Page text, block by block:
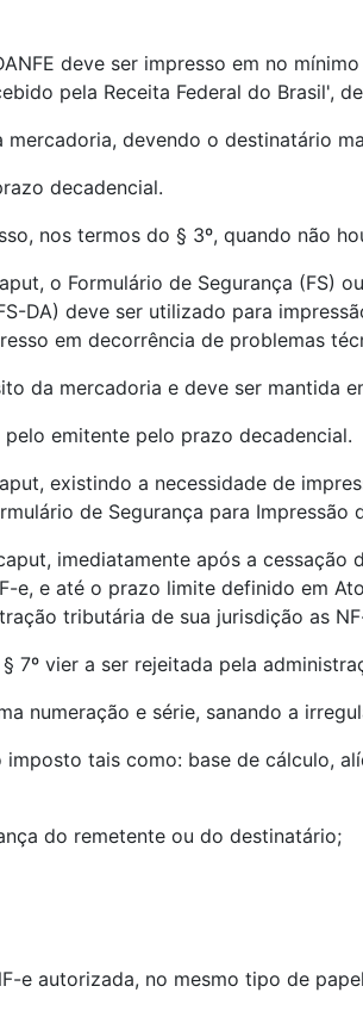
deve ser impresso em no
pela Receita Federal do Brasil',
devendo o destinatário
decadencial.
nos termos do § 3º, quando não
o Formulário de Segurança (FS)
DA) deve ser utilizado para
em decorrência de problemas
da mercadoria e deve ser mantida
emitente pelo prazo decadencial.
existindo a necessidade de
de Segurança para
imediatamente após a
e, e até o prazo limite definido em
tributária de sua jurisdição as
7º vier a ser rejeitada pela
numeração e série, sanando a
tais como: base de cálculo,
do remetente ou do destinatário;
e autorizada, no mesmo tipo de